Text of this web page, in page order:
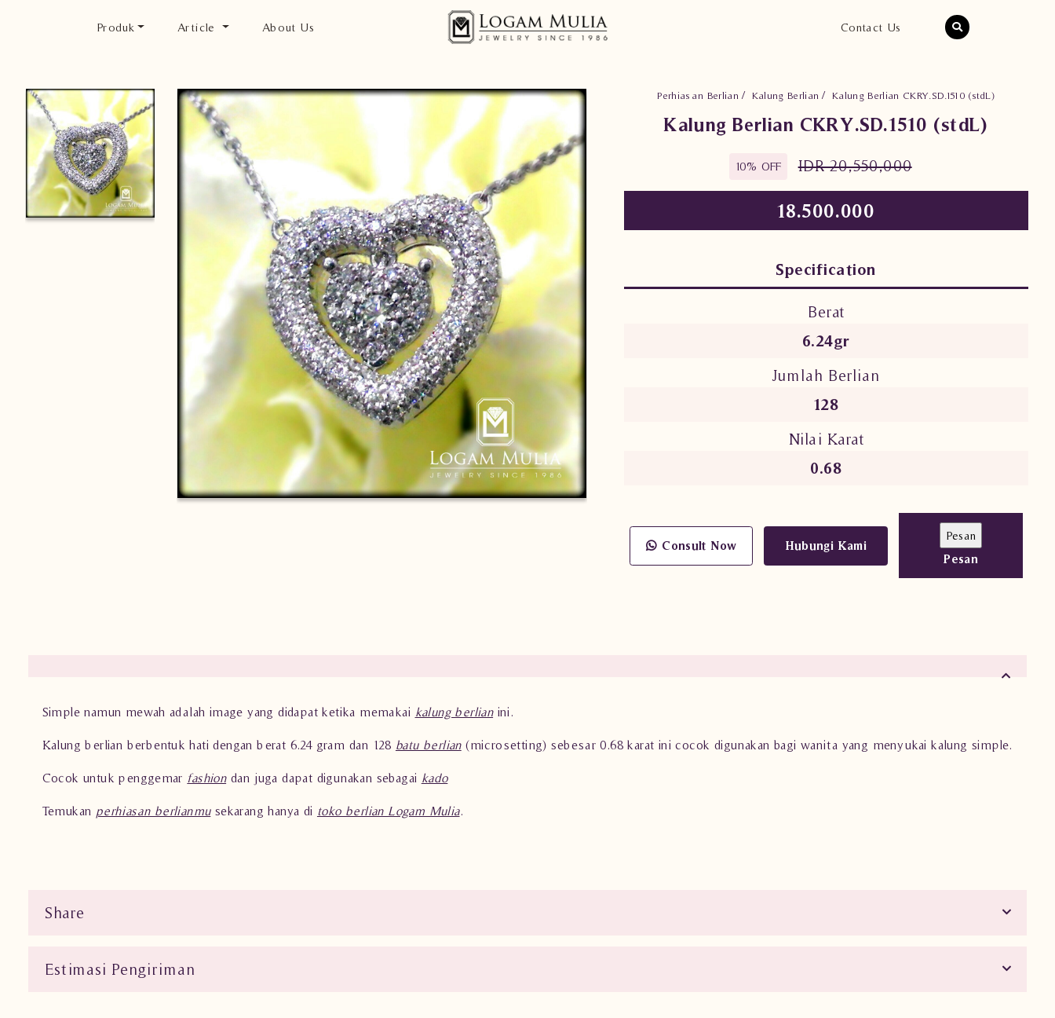
Produk Article About Us Contact Us
Perhiasan Berlian Kalung Berlian Kalung Berlian CKRY.SD.1510 (stdL)
Kalung Berlian CKRY.SD.1510 (stdL)
10% OFF IDR 20,550,000
18.500.000
Specification
Berat
6.24gr
Jumlah Berlian
128
Nilai Karat
0.68
Consult Now
Hubungi Kami
Pesan
Simple namun mewah adalah image yang didapat ketika memakai kalung berlianini.
Kalung berlian berbentuk hati dengan berat 6.24 gram dan 128 batu berlian(microsetting) sebesar 0.68 karat ini cocok digunakan bagi wanita yang menyukai kalung simple.
Cocok untuk penggemar fashiondan juga dapat digunakan sebagai kado
Temukan perhiasan berlianmusekarang hanya di toko berlian Logam Mulia.
Share
Estimasi Pengiriman